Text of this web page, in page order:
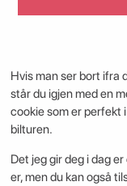
Hvis man ser bort ifra
står du igjen med en
cookie som er perfekt
bilturen.
Det jeg gir deg i dag
er, men du kan også